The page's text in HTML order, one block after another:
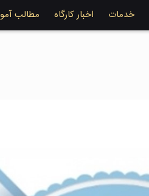
خدمات اخبار کارگاه مطالب